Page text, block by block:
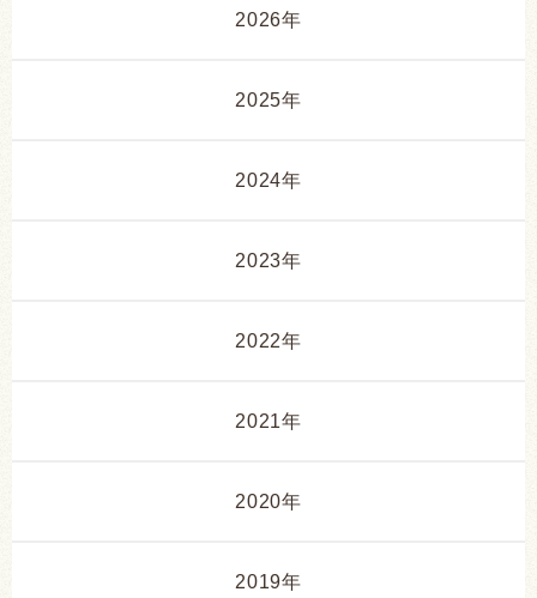
2026年
2025年
2024年
2023年
2022年
2021年
2020年
2019年